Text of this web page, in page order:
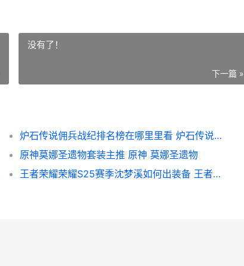
没有了！
下一篇 »
炉石传说佣兵战纪排名榜在哪里里看 炉石传说佣兵战纪卡德加任务14
原神莫娜圣遗物套装主推 原神 莫娜圣遗物
王者荣耀荣耀S25赛季沈梦溪如何出装备 王者荣耀荣耀称号